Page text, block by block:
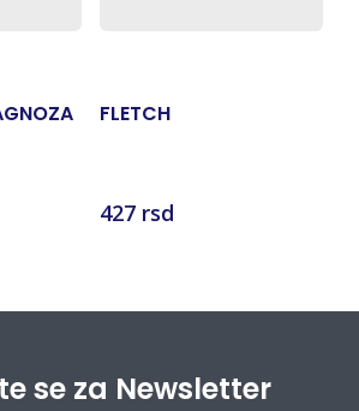
FLETCH
427 rsd
se za Newsletter